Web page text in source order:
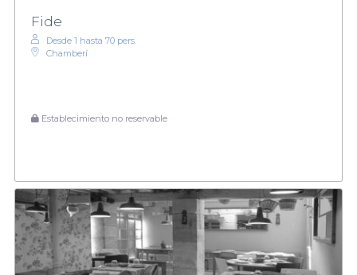
Fide
Desde 1 hasta 70 pers.
Chamberí
Establecimiento no reservable